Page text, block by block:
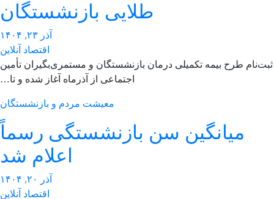
طلایی بازنشستگان
آذر ۲۳, ۱۴۰۴
اقتصاد آنلاین
طرح بیمه تکمیلی درمان بازنشستگان و مستمری‌بگیران تأمین
اجتماعی از آذرماه آغاز شده و تا…
معیشت مردم و بازنشستگان
میانگین سن بازنشستگی رسماً
اعلام شد
آذر ۲۰, ۱۴۰۴
اقتصاد آنلاین